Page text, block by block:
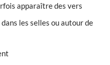
apparaître des vers
les selles ou autour de